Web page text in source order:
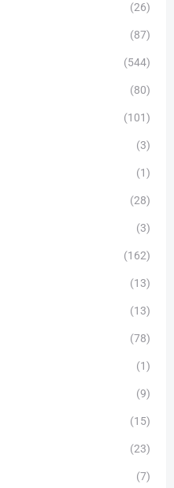
(26)
(87)
(544)
(80)
(101)
(3)
(1)
(28)
(3)
(162)
(13)
(13)
(78)
(1)
(9)
(15)
(23)
(7)